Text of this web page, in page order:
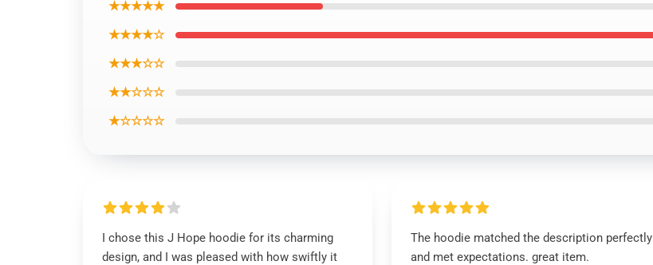
★★★★★
★★★★☆
★★★☆☆
★★☆☆☆
★☆☆☆☆
I chose this J Hope hoodie for its charming
design, and I was pleased with how swiftly it
The hoodie matched the description perfectly
and met expectations. great item.